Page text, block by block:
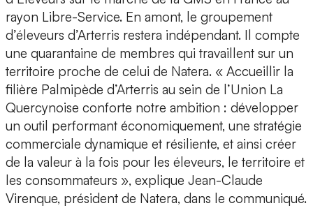
rayon Libre-Service. En amont, le groupement
d’éleveurs d’Arterris restera indépendant. Il compte
une quarantaine de membres qui travaillent sur un
territoire proche de celui de Natera. « Accueillir la
filière Palmipède d’Arterris au sein de l’Union La
Quercynoise conforte notre ambition : développer
un outil performant économiquement, une stratégie
commerciale dynamique et résiliente, et ainsi créer
de la valeur à la fois pour les éleveurs, le territoire et
les consommateurs », explique Jean-Claude
Virenque, président de Natera, dans le communiqué.